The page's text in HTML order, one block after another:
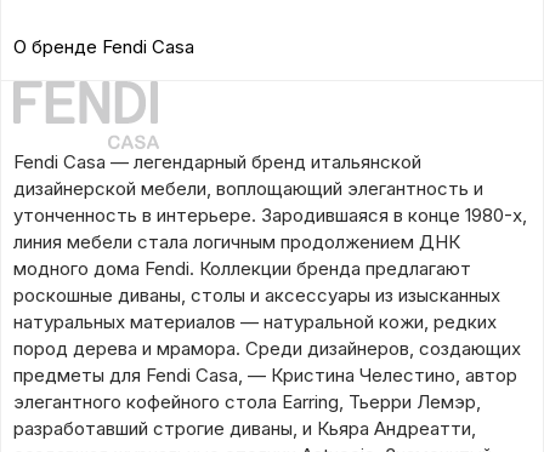
О бренде Fendi Casa
Fendi Casa — легендарный бренд итальянской
дизайнерской мебели, воплощающий элегантность и
утонченность в интерьере. Зародившаяся в конце 1980-х,
линия мебели стала логичным продолжением ДНК
модного дома Fendi. Коллекции бренда предлагают
роскошные диваны, столы и аксессуары из изысканных
натуральных материалов — натуральной кожи, редких
пород дерева и мрамора. Среди дизайнеров, создающих
предметы для Fendi Casa, — Кристина Челестино, автор
элегантного кофейного стола Earring, Тьерри Лемэр,
разработавший строгие диваны, и Кьяра Андреатти,